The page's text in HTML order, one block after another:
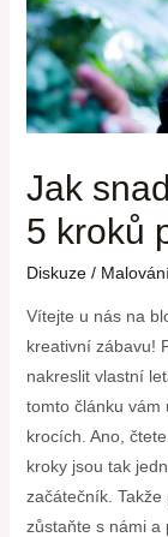
Jak
5 kroků
Diskuze /
Vítejte u nás na
kreativní zábavu!
nakreslit vlastní
tomto článku vám
krocích. Ano,
kroky jsou tak
začátečník. Takže
zůstaňte s námi a